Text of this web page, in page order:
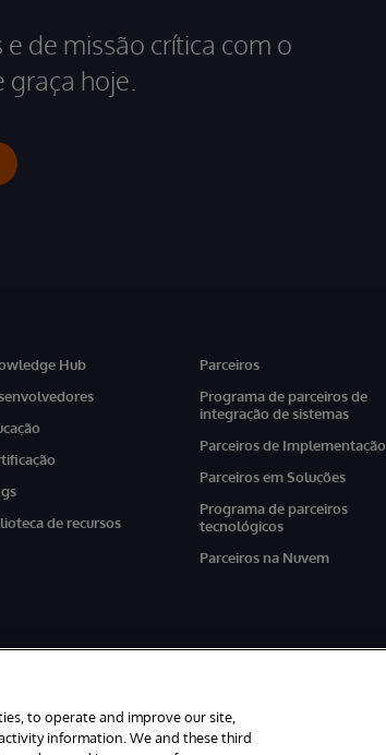
de missão crítica com o
hoje.
Hub
de recursos
Parceiros
Programa de parceiros de
integração de sistemas
Parceiros de Implementação
Parceiros em Soluções
Programa de parceiros
tecnológicos
Parceiros na Nuvem
to operate and improve our site,
information. We and these third